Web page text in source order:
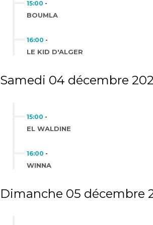
15:00 -
BOUMLA
16:00 -
LE KID D'ALGER
Samedi 04 décembre
15:00 -
EL WALDINE
16:00 -
WINNA
Dimanche 05 décembre